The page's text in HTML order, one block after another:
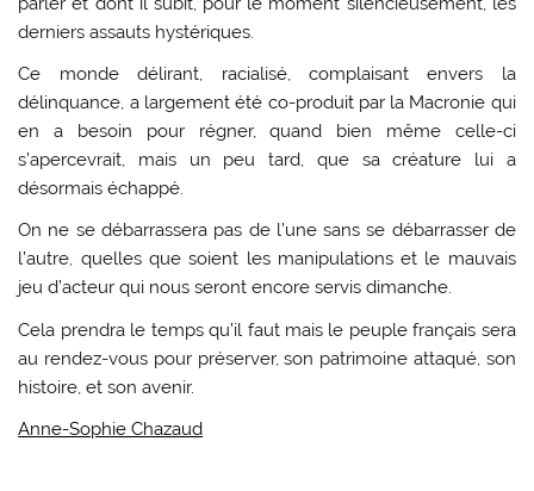
derniers assauts hystériques.
Ce monde délirant, racialisé, complaisant envers la
délinquance, a largement été co-produit par la Macronie qui
en a besoin pour régner, quand bien même celle-ci
s’apercevrait, mais un peu tard, que sa créature lui a
désormais échappé.
On ne se débarrassera pas de l’une sans se débarrasser de
l’autre, quelles que soient les manipulations et le mauvais
jeu d’acteur qui nous seront encore servis dimanche.
Cela prendra le temps qu’il faut mais le peuple français sera
au rendez-vous pour préserver, son patrimoine attaqué, son
histoire, et son avenir.
Anne-Sophie Chazaud